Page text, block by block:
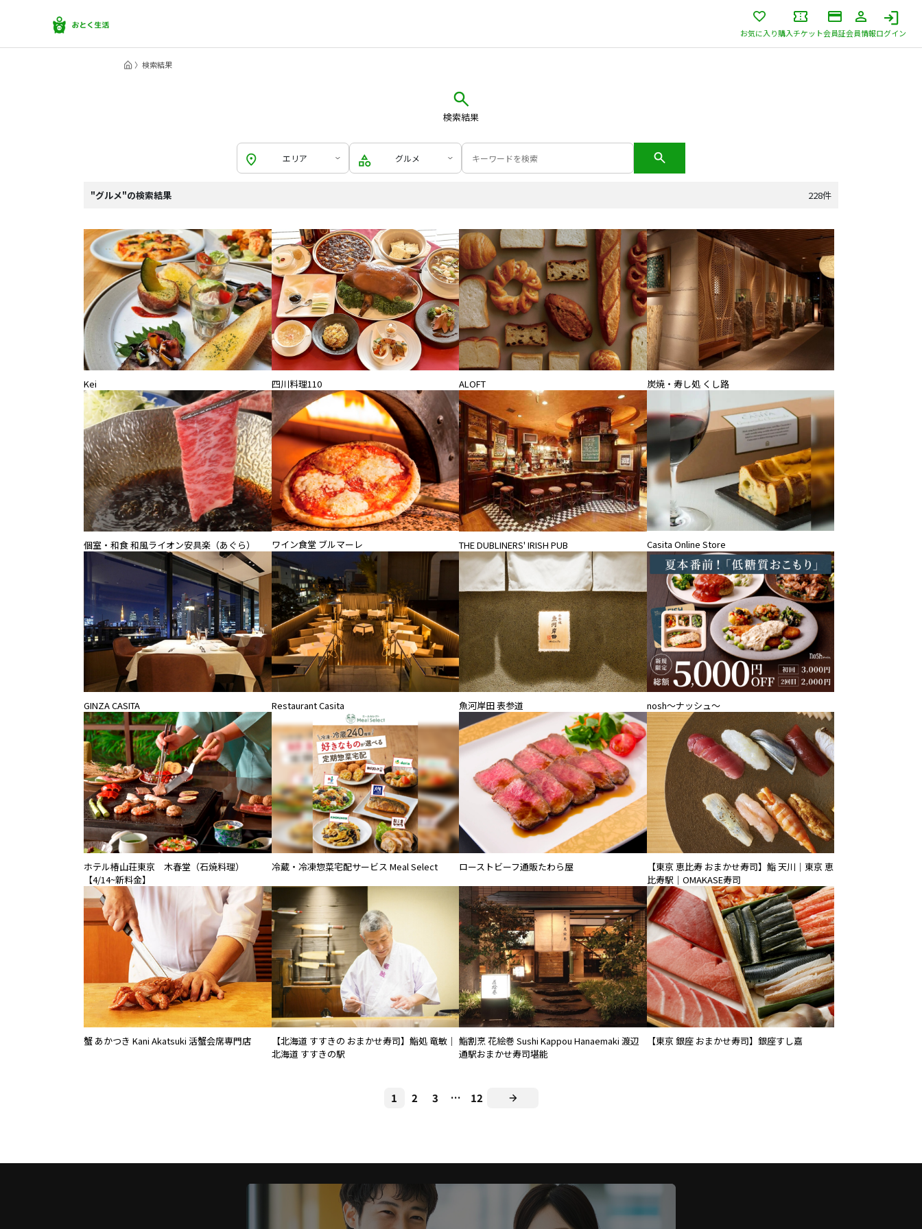
お気に入り購入チケット会員証会員情報ログイン
検索結果
検索結果
エリア グルメ
"グルメ"の検索結果 228件
Kei 四川料理110 ALOFT 炭焼・寿し処 くし路
個室・和食 和風ライオン安具楽（あぐら） ワイン食堂 ブルマーレ THE DUBLINERS' IRISH PUB Casita Online Store
GINZA CASITA Restaurant Casita 魚河岸田 表参道 nosh～ナッシュ～
ホテル椿山荘東京 木春堂（石焼料理）
【4/14~新料金】
冷蔵・冷凍惣菜宅配サービス Meal Select ローストビーフ通販たわら屋
【東京 恵比寿 おまかせ寿司】鮨 天川｜東京 恵
比寿駅｜OMAKASE寿司
蟹 あかつき Kani Akatsuki 活蟹会席専門店
【北海道 すすきの おまかせ寿司】鮨処 竜敏｜
北海道 すすきの駅
鮨割烹 花絵巻 Sushi Kappou Hanaemaki 渡辺
通駅おまかせ寿司堪能
【東京 銀座 おまかせ寿司】銀座すし嘉
1 2 3 … 12